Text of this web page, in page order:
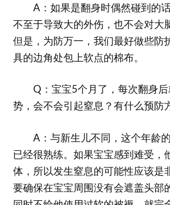
A：如果是翻身时偶然碰到的
不至于导致大的外伤，也不会对大
但是，为防万一，我们最好做些防
具的边角处包上软点的棉布。
Q：宝宝5个月了，每次翻身后
势，会不会引起窒息？有什么预防
A：与新生儿不同，这个年龄
已经很熟练。如果宝宝感到难受，
体，所以发生窒息的可能性应该是
要确保在宝宝周围没有会遮盖头部